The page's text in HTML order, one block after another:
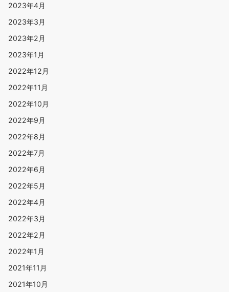
2023年4月
2023年3月
2023年2月
2023年1月
2022年12月
2022年11月
2022年10月
2022年9月
2022年8月
2022年7月
2022年6月
2022年5月
2022年4月
2022年3月
2022年2月
2022年1月
2021年11月
2021年10月